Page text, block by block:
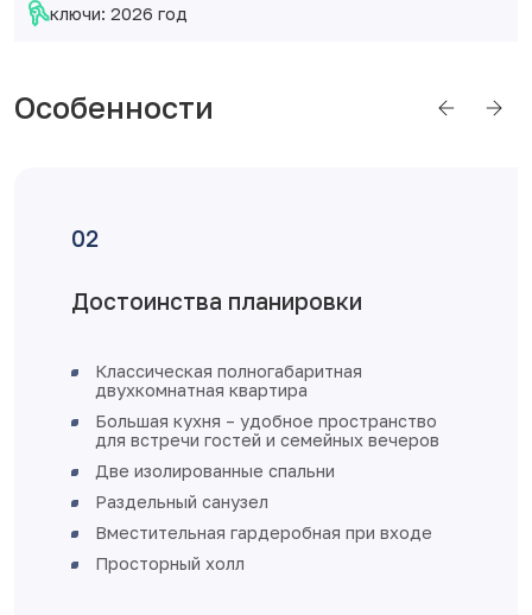
ключи: 2026 год
Особенности
Достоинства планировки
Классическая полногабаритная
двухкомнатная квартира
Большая кухня – удобное пространство
для встречи гостей и семейных вечеров
Две изолированные спальни
Раздельный санузел
Вместительная гардеробная при входе
Просторный холл